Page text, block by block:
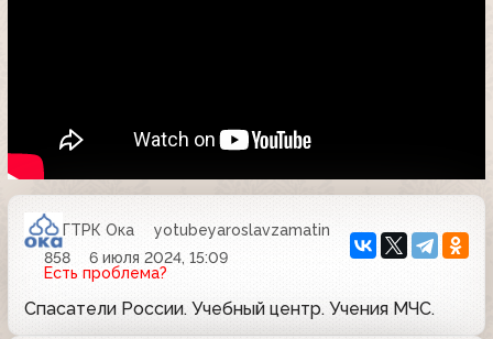
ГТРК Ока
yotubeyaroslavzamatin
858
6 июля 2024, 15:09
Есть проблема?
Спасатели России. Учебный центр. Учения МЧС.